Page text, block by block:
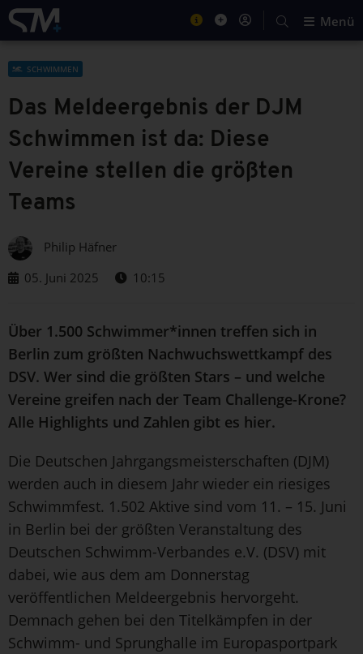
Menü
SCHWIMMEN
Das Meldeergebnis der DJM
Schwimmen ist da: Diese
Vereine stellen die größten
Teams
Philip Häfner
05. Juni 2025
10:15
Über 1.500 Schwimmer*innen treffen sich in
Berlin zum größten Nachwuchswettkampf des
DSV. Wer sind die größten Stars – und welche
Vereine greifen nach der Team Challenge-Krone?
Alle Highlights und Zahlen gibt es hier.
Die Deutschen Jahrgangsmeisterschaften (DJM)
werden auch in diesem Jahr wieder ein riesiges
Schwimmfest. 1.502 Aktive sind vom 11. – 15. Juni
in Berlin bei der größten Veranstaltung des
Deutschen Schwimm-Verbandes e.V. (DSV) mit
dabei, wie aus dem am Donnerstag
veröffentlichen Meldeergebnis hervorgeht.
Demnach gehen bei den Titelkämpfen in der
Schwimm- und Sprunghalle im Europasportpark